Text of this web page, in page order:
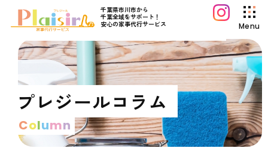
千葉県市川市から
千葉全域をサポート！
安心の家事代行サービス
Menu
プレジールについて
サービス案内
料金プラン
初めてご利用の方へ
プレジールコラム
Column